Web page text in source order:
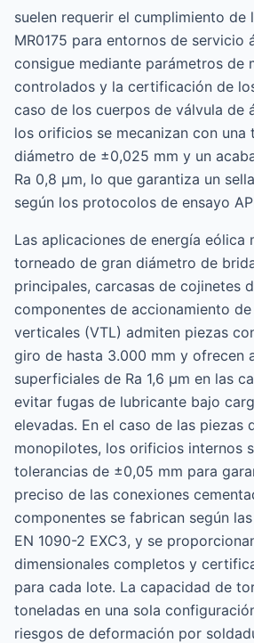
suelen requerir el cumplimiento de
MR0175 para entornos de servicio
consigue mediante parámetros de
controlados y la certificación de
caso de los cuerpos de válvula de
los orificios se mecanizan con una
diámetro de ±0,025 mm y un
Ra 0,8 μm, lo que garantiza un
según los protocolos de ensayo
Las aplicaciones de energía eólica
torneado de gran diámetro de
principales, carcasas de cojinetes
componentes de accionamiento
verticales (VTL) admiten piezas
giro de hasta 3.000 mm y ofrecen
superficiales de Ra 1,6 μm en las
evitar fugas de lubricante bajo
elevadas. En el caso de las piezas
monopilotes, los orificios internos
tolerancias de ±0,05 mm para
preciso de las conexiones
componentes se fabrican según
EN 1090-2 EXC3, y se
dimensionales completos y
para cada lote. La capacidad de
toneladas en una sola
riesgos de deformación por